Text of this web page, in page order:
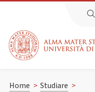
Home > Studiare >